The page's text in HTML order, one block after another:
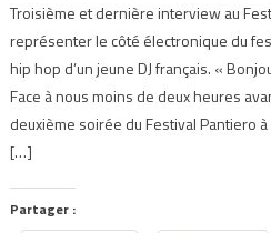
Troisième et dernière interview au
représenter le côté électronique du
hip hop d’un jeune DJ français. «
Face à nous moins de deux heures
deuxième soirée du Festival Pantiero à
[…]
Partager :